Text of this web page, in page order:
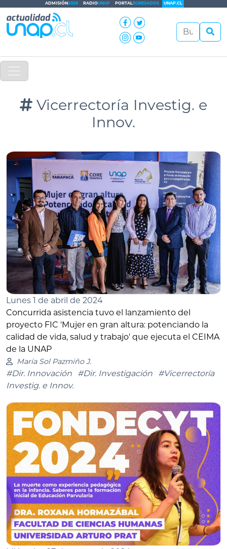
ADMISIÓN2026 RADIOUNAP PORTALEGRESADOS UNAP.CL
Vicerrectoría Investig. e
Innov.
Lunes 1 de abril de 2024
Concurrida asistencia tuvo el lanzamiento del
proyecto FIC 'Mujer en gran altura: potenciando la
calidad de vida, salud y trabajo' que ejecuta el CEIMA
de la UNAP
María Sol Pazmiño J.
#Dir. Innovación #Dir. Investigación
#Vicerrectoría
Investig. e Innov.